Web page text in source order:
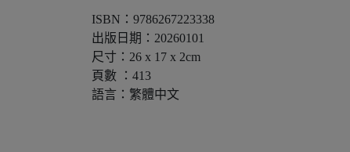
ISBN：9786267223338
出版日期：20260101
尺寸：26 x 17 x 2cm
頁數 ：413
語言：繁體中文